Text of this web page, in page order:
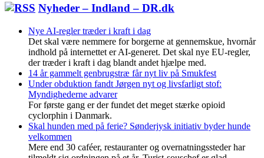
Nyheder – Indland – DR.dk
Nye AI-regler træder i kraft i dag
Det skal være nemmere for borgerne at gennemskue, hvornår
indhold på internettet er AI-generet. Det skal nye EU-regler,
der træder i kraft i dag blandt andet hjælpe med.
14 år gammelt genbrugstræ får nyt liv på Smukfest
Under obduktion fandt Jørgen nyt og livsfarligt stof:
Myndighederne advarer
For første gang er der fundet det meget stærke opioid
cyclorphin i Danmark.
Skal hunden med på ferie? Sønderjysk initiativ byder hunde
velkommen
Mere end 30 caféer, restauranter og overnatningssteder har